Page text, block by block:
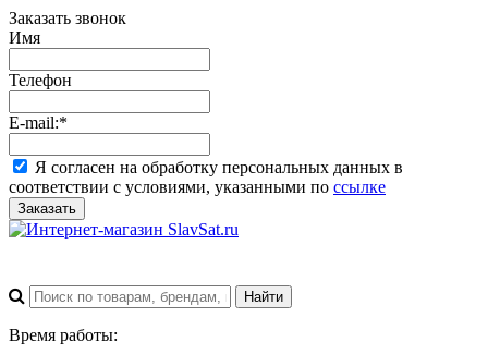
Заказать звонок
Имя
Телефон
E-mail:*
Я согласен на обработку персональных данных в
соответствии с условиями, указанными по ссылке
Заказать
Время работы: